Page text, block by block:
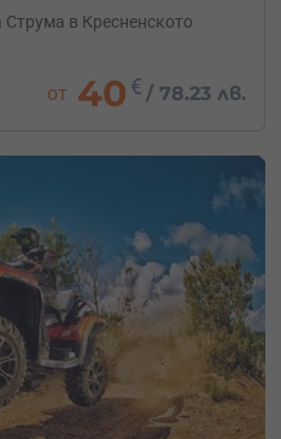
Струма в Кресненското
от 40 € /78.23 лв.